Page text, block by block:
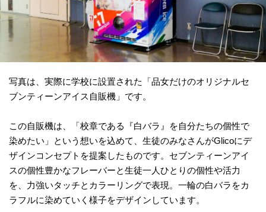
写真は、実際に学校に設置された「品女だけのオリジナルセ
ブンティーンアイス自販機」です。
この自販機は、「校章である『白バラ』を自分たちの個性で
染めたい」という想いを込めて、生徒のみなさんがGlicoにデ
ザインコンセプトを提案したものです。セブンティーンアイ
スの個性豊かなフレーバーと生徒一人ひとりの個性や活力
を、力強いタッチとカラーリングで表現。一輪の白バラをカ
ラフルに染めていく様子をデザインしています。